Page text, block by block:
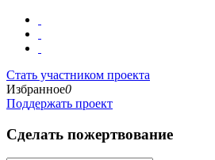
Стать участником проекта
Избранное0
Поддержать проект
Сделать пожертвование